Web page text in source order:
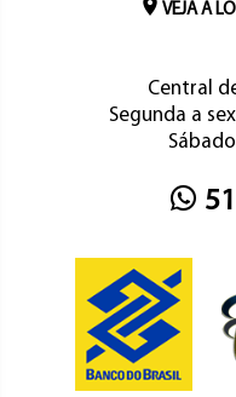
VEJA A
Central
Segunda a